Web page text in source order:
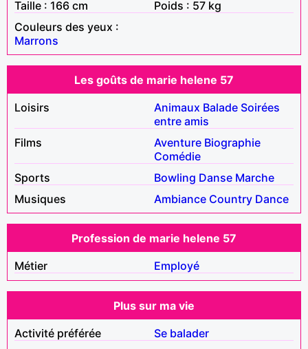
Taille : 166 cm
Poids : 57 kg
Couleurs des yeux :
Marrons
Les goûts de marie helene 57
Loisirs
Animaux Balade Soirées
entre amis
Films
Aventure Biographie
Comédie
Sports
Bowling Danse Marche
Musiques
Ambiance Country Dance
Profession de marie helene 57
Métier
Employé
Plus sur ma vie
Activité préférée
Se balader